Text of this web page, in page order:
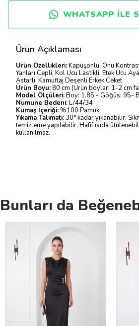
WHATSAPP ILE
Ürün Açıklaması
Ürün Özellikleri:Kapüşonlu, Önü
Yanları Cepli, Kol Ucu Lastikli, Etek Ucu
Astarlı, Kamuflaj Desenli Erkek Ceket
Ürün Boyu: 80 cm (Ürün boyları 1-2 cm
Model Ölçüleri:Boy: 1.85 - Göğüs: 95-
Numune Bedeni:L/44/34
Kumaş İçeriği: %100 Pamuk
Yıkama Talimatı:30° kadar yıkanabilir.
temizleme yapılabilir. Hafif ısıda
kullanılmaz.
Bunları da